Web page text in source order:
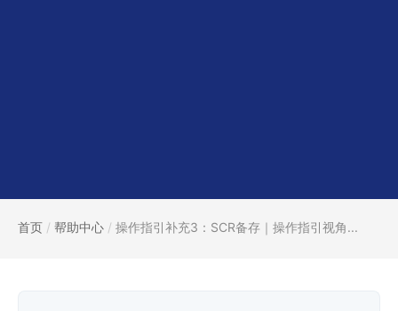
首页 / 帮助中心 / 操作指引补充3：SCR备存｜操作指引视角...